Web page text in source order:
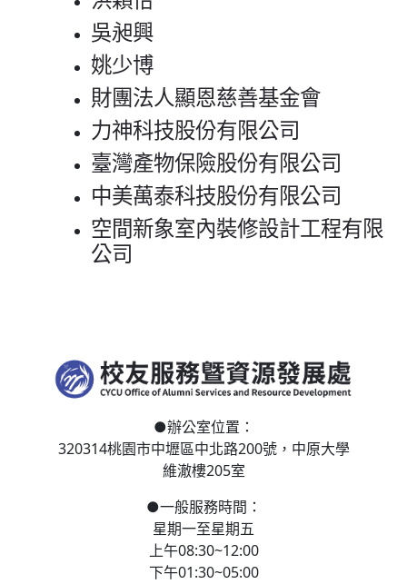
吳昶興
姚少博
財團法人顯恩慈善基金會
力神科技股份有限公司
臺灣產物保險股份有限公司
中美萬泰科技股份有限公司
空間新象室內裝修設計工程有限
公司
●辦公室位置：
320314桃園市中壢區中北路200號， 中原大學
維澈樓205室
●一般服務時間：
星期一至星期五
上午08:30~12:00
下午01:30~05:00